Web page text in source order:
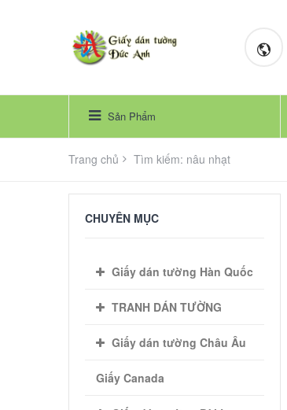
Sản Phẩm
Trang chủ Tìm kiếm: nâu nhạt
CHUYÊN MỤC
Giấy dán tường Hàn Quốc
TRANH DÁN TƯỜNG
Giấy dán tường Châu Âu
Giấy Canada